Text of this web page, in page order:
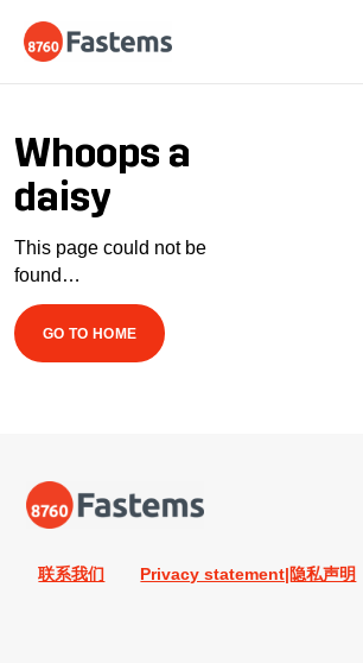
content
Whoops a
daisy
This page could not be
found…
GO TO HOME
联系我们 Privacy statement|隐私声明